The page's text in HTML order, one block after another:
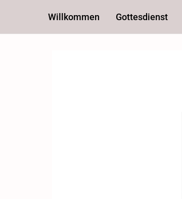
Willkommen Gottesdienst